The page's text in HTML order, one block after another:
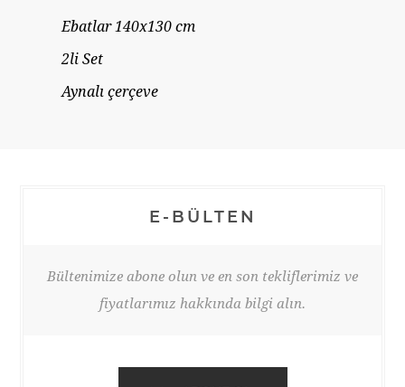
Ebatlar 140x130 cm
2li Set
Aynalı çerçeve
E-BÜLTEN
Bültenimize abone olun ve en son tekliflerimiz ve
fiyatlarımız hakkında bilgi alın.